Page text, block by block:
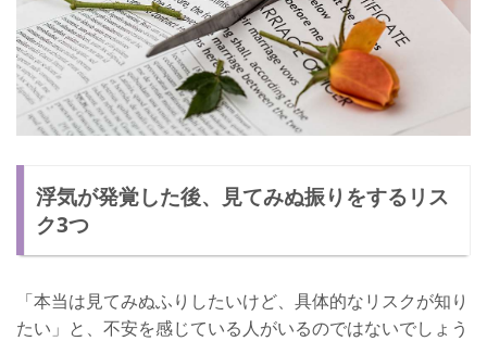
浮気が発覚した後、見てみぬ振りをするリス
ク3つ
「本当は見てみぬふりしたいけど、具体的なリスクが知り
たい」と、不安を感じている人がいるのではないでしょう